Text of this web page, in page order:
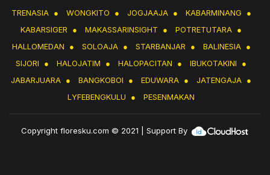
TRENASIA ● WONGKITO ● JOGJAAJA ● KABARMINANG
●
KABARSIGER ● MAKASSARINSIGHT ● POTRETUTARA ●
HALLOMEDAN
● SOLOAJA ● STARBANJAR ● BALINESIA ●
SIJORI
● HALOJATIM ● HALOPACITAN ● IBUKOTAKINI
●
JABARJUARA ● BANGKOBOI ● EDUWARA ● JATENGAJA ●
LYFEBENGKULU
● PESENMAKAN
Copyrightfloresku.com © 2021 | Support By